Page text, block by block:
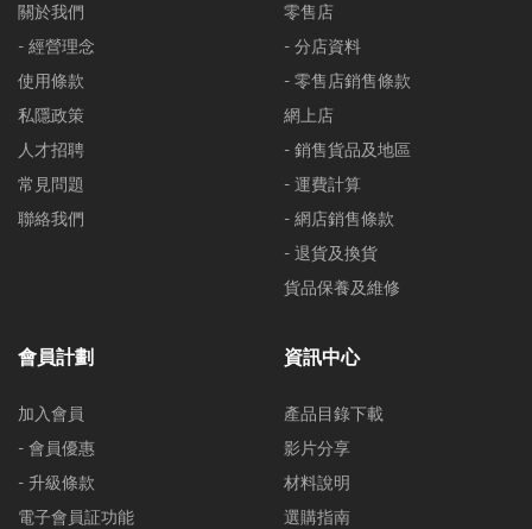
關於我們
- 經營理念
使用條款
私隱政策
人才招聘
常見問題
聯絡我們
零售店
- 分店資料
- 零售店銷售條款
網上店
- 銷售貨品及地區
- 運費計算
- 網店銷售條款
- 退貨及換貨
貨品保養及維修
會員計劃
加入會員
- 會員優惠
- 升級條款
電子會員証功能
資訊中心
產品目錄下載
影片分享
材料說明
選購指南